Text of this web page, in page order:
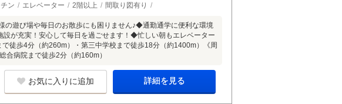
ン エレベーター 2階以上 間取り図有り
遊び場や毎日のお散歩にも困りません♪◆通勤通学に便利な環境
が充実！安心して毎日を過ごせます！◆忙しい朝もエレベーター
徒歩4分（約260m）・第三中学校まで徒歩18分（約1400m）《周
合病院まで徒歩2分（約160m）
お気に入りに追加 詳細を見る